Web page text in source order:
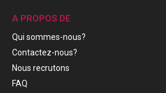
A PROPOS DE
Qui sommes-nous?
Contactez-nous?
Nous recrutons
FAQ